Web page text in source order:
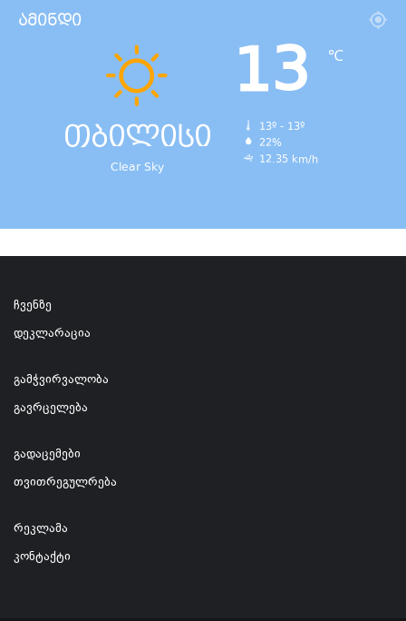
ამინდი
თბილისი
Clear Sky
13 ℃
13º - 13º
22%
12.35 km/h
ჩვენზე
დეკლარაცია
გამჭვირვალობა
გავრცელება
გადაცემები
თვითრეგულრება
რეკლამა
კონტაქტი